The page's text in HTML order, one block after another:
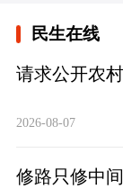
民生在线
请求公开农
2026-08-07
修路只修中